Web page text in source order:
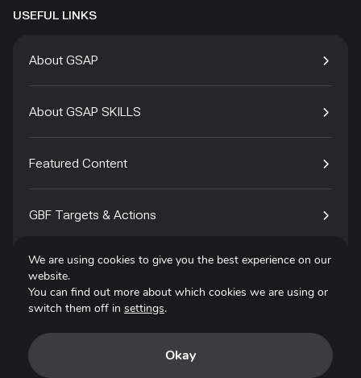
USEFUL LINKS
About GSAP
About GSAP SKILLS
Featured Content
GBF Targets & Actions
Tech4Species
We are using cookies to give you the best experience on our
website.
You can find out more about which cookies we are using or
switch them off in settings.
Okay